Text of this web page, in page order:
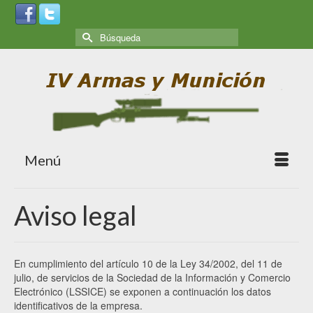
Menú
Aviso legal
En cumplimiento del artículo 10 de la Ley 34/2002, del 11 de
julio, de servicios de la Sociedad de la Información y Comercio
Electrónico (LSSICE) se exponen a continuación los datos
identificativos de la empresa.